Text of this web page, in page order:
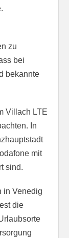
zu
bei
bekannte
Villach LTE
In
mit
sind.
in Venedig
die